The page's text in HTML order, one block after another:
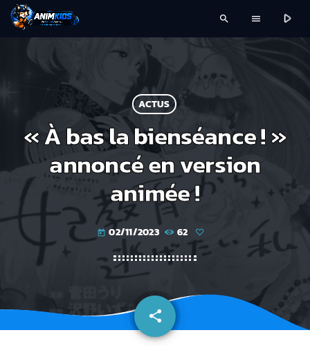
search menu play_arrow
ACTUS
« À bas la bienséance ! »
annoncé en version
animée !
today 02/11/2023 62
share
email